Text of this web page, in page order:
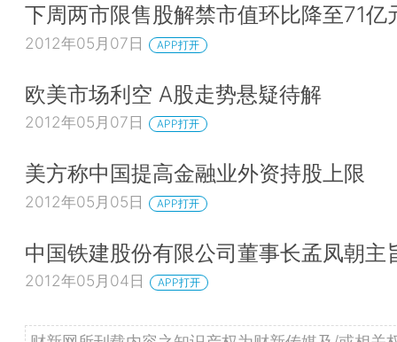
下周两市限售股解禁市值环比降至71亿
2012年05月07日 APP打开
欧美市场利空 A股走势悬疑待解
2012年05月07日 APP打开
美方称中国提高金融业外资持股上限
2012年05月05日 APP打开
中国铁建股份有限公司董事长孟凤朝主
2012年05月04日 APP打开